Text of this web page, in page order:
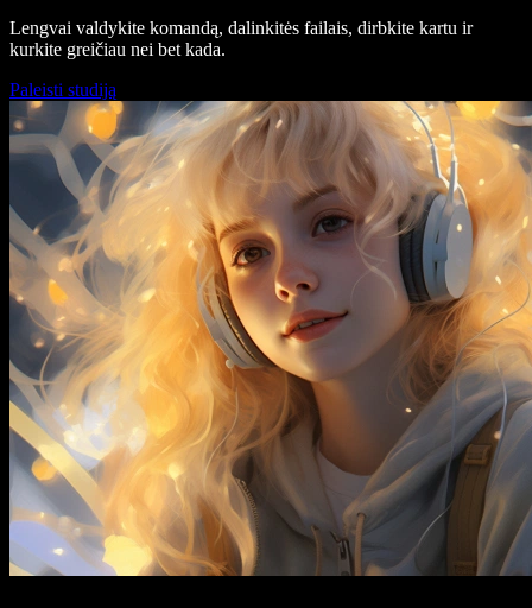
Lengvai valdykite komandą, dalinkitės failais, dirbkite kartu ir
kurkite greičiau nei bet kada.
Paleisti studiją